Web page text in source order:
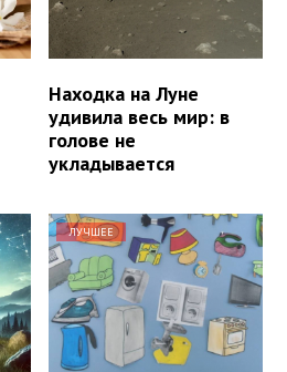
Находка на Луне
удивила весь мир: в
голове не
укладывается
ЛУЧШЕЕ